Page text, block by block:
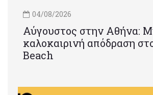
04/08/2026
Αύγουστος στην Αθήνα:
καλοκαιρινή απόδραση
Beach